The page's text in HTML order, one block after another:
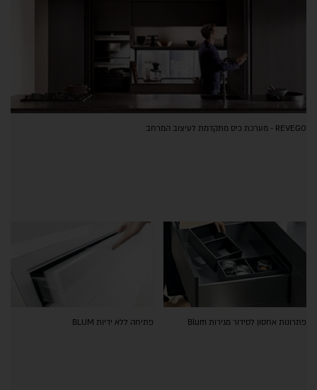
REVEGO - מערכת כיס מתקדמת לעיצוב המרחב
פתרונות אחסון לסידור מגירות Blum פתיחה ללא ידיות BLUM